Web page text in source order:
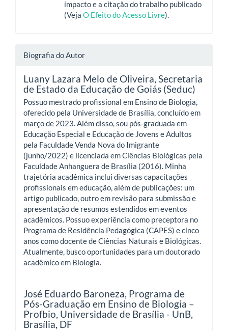
impacto e a citação do trabalho publicado
(Veja O Efeito do Acesso Livre).
Biografia do Autor
Luany Lazara Melo de Oliveira, Secretaria
de Estado da Educação de Goiás (Seduc)
Possuo mestrado profissional em Ensino de Biologia,
oferecido pela Universidade de Brasília, concluído em
março de 2023. Além disso, sou pós-graduada em
Educação Especial e Educação de Jovens e Adultos
pela Faculdade Venda Nova do Imigrante
(junho/2022) e licenciada em Ciências Biológicas pela
Faculdade Anhanguera de Brasília (2016). Minha
trajetória acadêmica inclui diversas capacitações
profissionais em educação, além de publicações: um
artigo publicado, outro em revisão para submissão e
apresentação de resumos estendidos em eventos
acadêmicos. Possuo experiência como preceptora no
Programa de Residência Pedagógica (CAPES) e cinco
anos como docente de Ciências Naturais e Biológicas.
Atualmente, busco oportunidades para um doutorado
acadêmico em Biologia.
José Eduardo Baroneza, Programa de
Pós-Graduação em Ensino de Biologia –
Profbio, Universidade de Brasília - UnB,
Brasília, DF